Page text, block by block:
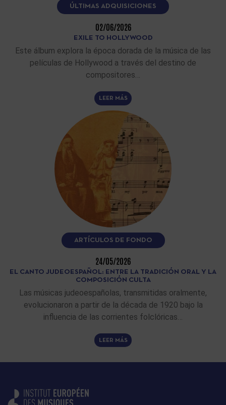
ÚLTIMAS ADQUISICIONES
02/06/2026
EXILE TO HOLLYWOOD
Este álbum explora la época dorada de la música de las
películas de Hollywood a través del destino de
compositores…
LEER MÁS
ARTÍCULOS DE FONDO
24/05/2026
EL CANTO JUDEOESPAÑOL: ENTRE LA TRADICIÓN ORAL Y LA
COMPOSICIÓN CULTA
Las músicas judeoespañolas, transmitidas oralmente,
evolucionaron a partir de la década de 1920 bajo la
influencia de las corrientes folclóricas…
LEER MÁS